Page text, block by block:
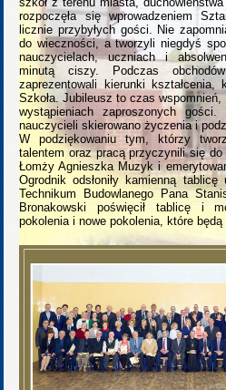
rozpoczęła się wprowadzeniem
licznie przybyłych gości. Nie
do wieczności, a tworzyli niegdyś
nauczycielach, uczniach i
minutą ciszy. Podczas
zaprezentowali kierunki
Szkoła. Jubileusz to czas
wystąpieniach zaproszonych
nauczycieli skierowano życzenia i
W podziękowaniu tym, którzy
talentem oraz pracą przyczynili się
Łomży Agnieszka Muzyk i
Ogrodnik odsłoniły kamienną
Technikum Budowlanego Pana
Bronakowski poświęcił tablicę i
pokolenia i nowe pokolenia, które będą